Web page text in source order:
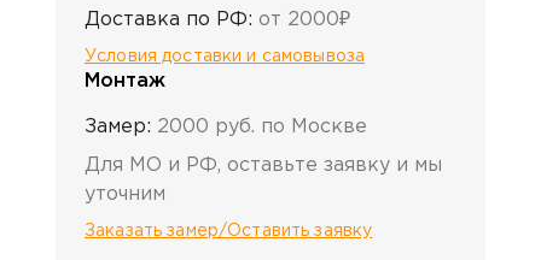
Доставка по РФ: от 2000₽
Условия доставки и самовывоза
Монтаж
Замер: 2000 руб. по Москве
Для МО и РФ, оставьте заявку и мы
уточним
Заказать замер/Оставить заявку